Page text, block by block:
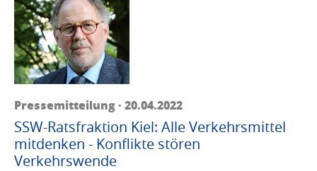
Pressemitteilung · 20.04.2022
SSW-Ratsfraktion Kiel: Alle Verkehrsmittel
mitdenken - Konflikte stören
Verkehrswende